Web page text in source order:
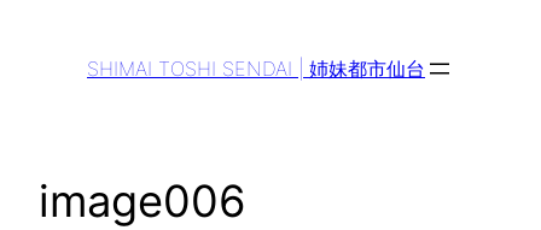
SHIMAI TOSHI SENDAI | 姉妹都市仙台
image006